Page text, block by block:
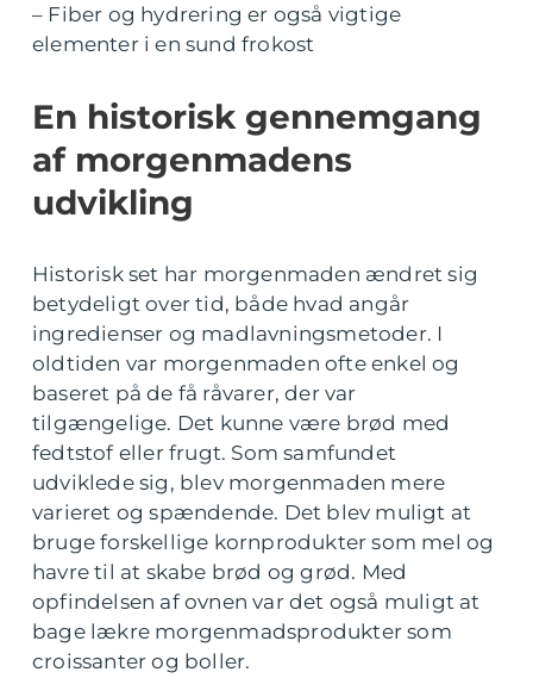
– Fiber og hydrering er også vigtige
elementer i en sund frokost
En historisk gennemgang
af morgenmadens
udvikling
Historisk set har morgenmaden ændret sig
betydeligt over tid, både hvad angår
ingredienser og madlavningsmetoder. I
oldtiden var morgenmaden ofte enkel og
baseret på de få råvarer, der var
tilgængelige. Det kunne være brød med
fedtstof eller frugt. Som samfundet
udviklede sig, blev morgenmaden mere
varieret og spændende. Det blev muligt at
bruge forskellige kornprodukter som mel og
havre til at skabe brød og grød. Med
opfindelsen af ovnen var det også muligt at
bage lækre morgenmadsprodukter som
croissanter og boller.